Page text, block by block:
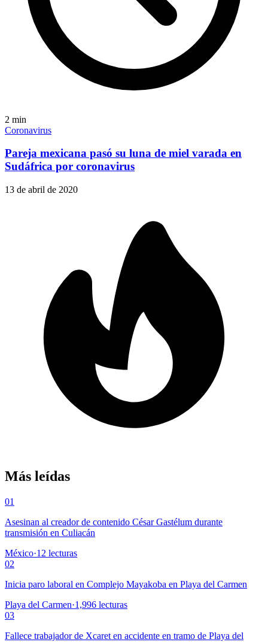
2 min
Coronavirus
Pareja mexicana pasó su luna de miel varada en
Sudáfrica por coronavirus
13 de abril de 2020
Más leídas
01
Asesinan al creador de contenido César Gastélum durante
transmisión en Culiacán
México·12 lecturas
02
Inicia paro laboral en Complejo Mayakoba en Playa del Carmen
Playa del Carmen·1,996 lecturas
03
Fallece trabajador de Xcaret en accidente en tramo de Playa del